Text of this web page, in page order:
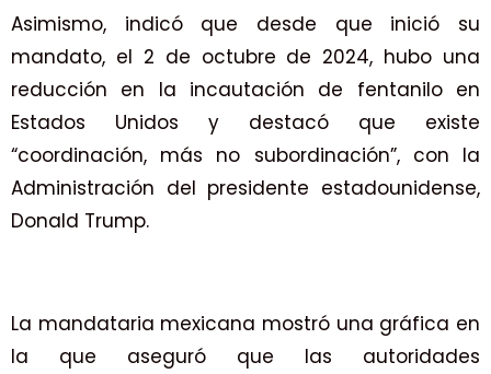
Asimismo, indicó que desde que inició su
mandato, el 2 de octubre de 2024, hubo una
reducción en la incautación de fentanilo en
Estados Unidos y destacó que existe
“coordinación, más no subordinación”, con la
Administración del presidente estadounidense,
Donald Trump.
La mandataria mexicana mostró una gráfica en
la que aseguró que las autoridades